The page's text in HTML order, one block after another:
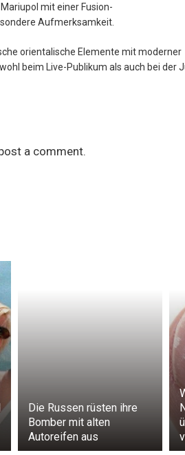
mit einer Fusion-
Aufmerksamkeit.
orientalische Elemente mit moderner
beim Live-Publikum als auch bei der
a comment.
Die Russen rüsten ihre
Bomber mit alten
Autoreifen aus